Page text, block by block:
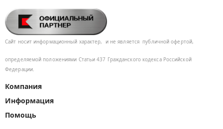
Сайт носит информационный характер, и не является публичной офертой,
определяемой положениями Статьи 437 Гражданского кодекса Российской
Федерации.
Компания
Информация
Помощь